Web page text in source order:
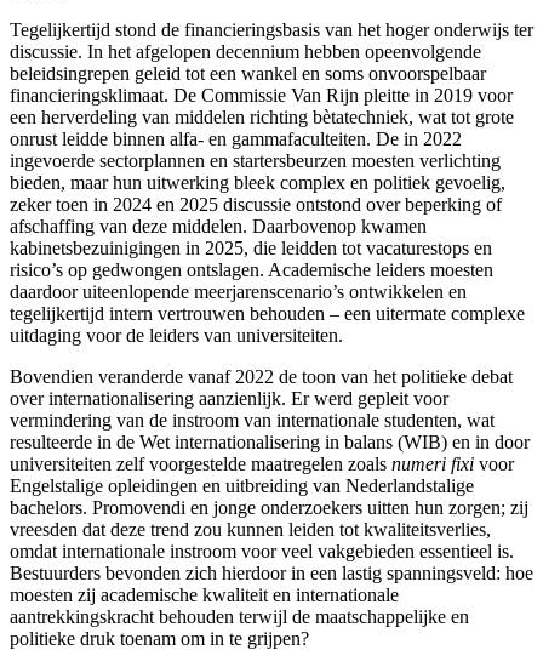
Tegelijkertijd stond de financieringsbasis van het hoger onderwijs ter
discussie. In het afgelopen decennium hebben opeenvolgende
beleidsingrepen geleid tot een wankel en soms onvoorspelbaar
financieringsklimaat. De Commissie Van Rijn pleitte in 2019 voor
een herverdeling van middelen richting bètatechniek, wat tot grote
onrust leidde binnen alfa- en gammafaculteiten. De in 2022
ingevoerde sectorplannen en startersbeurzen moesten verlichting
bieden, maar hun uitwerking bleek complex en politiek gevoelig,
zeker toen in 2024 en 2025 discussie ontstond over beperking of
afschaffing van deze middelen. Daarbovenop kwamen
kabinetsbezuinigingen in 2025, die leidden tot vacaturestops en
risico’s op gedwongen ontslagen. Academische leiders moesten
daardoor uiteenlopende meerjarenscenario’s ontwikkelen en
tegelijkertijd intern vertrouwen behouden – een uitermate complexe
uitdaging voor de leiders van universiteiten.
Bovendien veranderde vanaf 2022 de toon van het politieke debat
over internationalisering aanzienlijk. Er werd gepleit voor
vermindering van de instroom van internationale studenten, wat
resulteerde in de Wet internationalisering in balans (WIB) en in door
universiteiten zelf voorgestelde maatregelen zoals numeri fixi voor
Engelstalige opleidingen en uitbreiding van Nederlandstalige
bachelors. Promovendi en jonge onderzoekers uitten hun zorgen; zij
vreesden dat deze trend zou kunnen leiden tot kwaliteitsverlies,
omdat internationale instroom voor veel vakgebieden essentieel is.
Bestuurders bevonden zich hierdoor in een lastig spanningsveld: hoe
moesten zij academische kwaliteit en internationale
aantrekkingskracht behouden terwijl de maatschappelijke en
politieke druk toenam om in te grijpen?